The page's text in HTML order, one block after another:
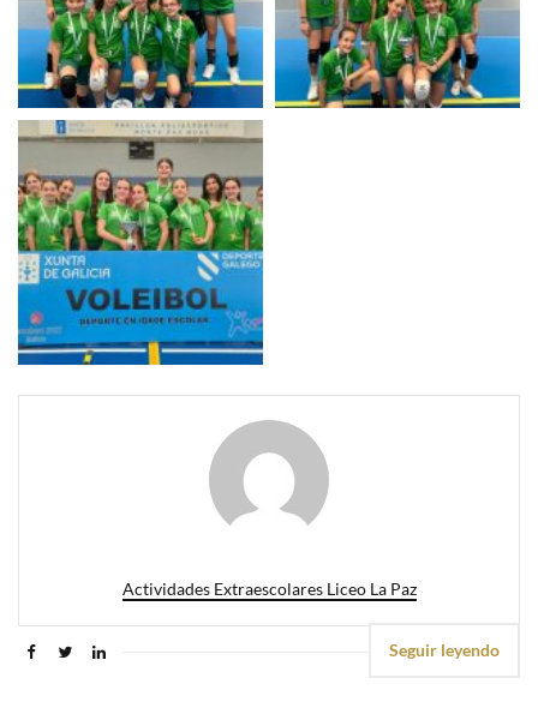
Actividades Extraescolares Liceo La Paz
Seguir leyendo